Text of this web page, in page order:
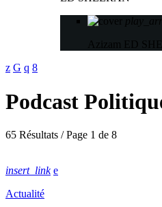
Azizam
ED
Podcast
65 Résultats / Page 1 de 8
insert_link
Actualité